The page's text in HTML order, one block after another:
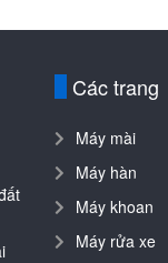
Các trang
Máy mài
Máy hàn
Máy khoan
Máy rửa xe